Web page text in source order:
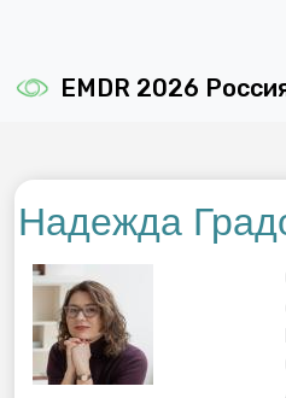
Перейти к основному
EMDR 2026
Надежда